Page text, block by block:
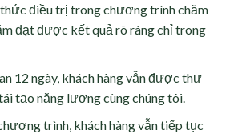
điều trị trong chương trình chăm
đạt được kết quả rõ ràng chỉ trong
12 ngày, khách hàng vẫn được thư
tạo năng lượng cùng chúng tôi.
trình, khách hàng vẫn tiếp tục